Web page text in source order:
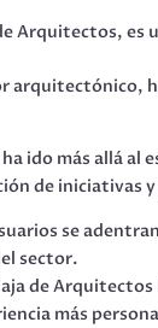
Arquitectos,
ido más allá
de iniciativas
se
sector.
de
más